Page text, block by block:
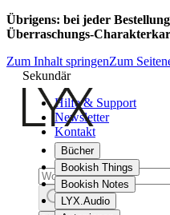
Übrigens: bei jeder
Überraschungs-
Zum Inhalt springenZum
Sekundär
Hilfe & Support
Newsletter
Kontakt
Bücher
Bookish Things
Bookish Notes
LYX.Audio